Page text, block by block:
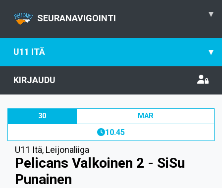
SEURANAVIGOINTI ▾
U11 ITÄ ▾
KIRJAUDU
30 MAR
10.45
U11 Itä, Leijonaliiga
Pelicans Valkoinen 2 - SiSu
Punainen